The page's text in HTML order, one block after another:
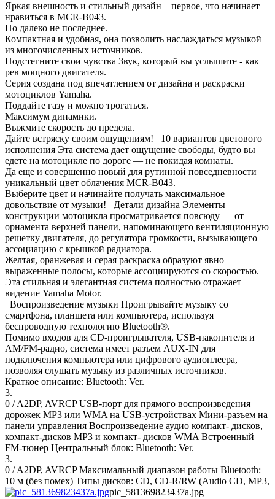
Яркая внешность и стильный дизайн – первое, что начинает
нравиться в MCR-В043.
Но далеко не последнее.
Компактная и удобная, она позволить наслаждаться музыкой
из многочисленных источников.
Подстегните свои чувства Звук, который вы услышите - как
рев мощного двигателя.
Серия создана под впечатлением от дизайна и раскраски
мотоциклов Yamaha.
Поддайте газу и можно трогаться.
Максимум динамики.
Выжмите скорость до предела.
Дайте встряску своим ощущениям! 10 вариантов цветового
исполнения Эта система дает ощущение свободы, будто вы
едете на мотоцикле по дороге — не покидая комнаты.
Да еще и совершенно новый для рутинной повседневности
уникальный цвет облачения MCR-B043.
Выберите цвет и начинайте получать максимальное
довольствие от музыки! Детали дизайна Элементы
конструкции мотоцикла просматривается повсюду — от
орнамента верхней панели, напоминающего вентиляционную
решетку двигателя, до регулятора громкости, вызывающего
ассоциацию с крышкой радиатора.
Желтая, оранжевая и серая раскраска образуют явно
выраженные полосы, которые ассоциируются со скоростью.
Эта стильная и элегантная система полностью отражает
видение Yamaha Motor.
Воспроизведение музыки Проигрывайте музыку со
смартфона, планшета или компьютера, используя
беспроводную технологию Bluetooth®.
Помимо входов для CD-проигрывателя, USB-накопителя и
AM/FM-радио, система имеет разъем AUX-IN для
подключения компьютера или цифрового аудиоплеера,
позволяя слушать музыку из различных источников.
Краткое описание: Bluetooth: Ver.
3.
0 / A2DP, AVRCP USB-порт для прямого воспроизведения
дорожек MP3 или WMA на USB-устройствах Мини-разъем на
панели управления Воспроизведение аудио компакт- дисков,
компакт-дисков MP3 и компакт- дисков WMA Встроенный
FM-тюнер Центральный блок: Bluetooth: Ver.
3.
0 / A2DP, AVRCP Максимальный диапазон работы Bluetooth:
10 м (без помех) Типы дисков: CD, CD-R/RW (Audio CD, MP3,
pic_581369823437a.jpg